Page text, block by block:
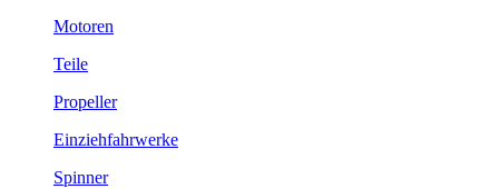
Motoren
Teile
Propeller
Einziehfahrwerke
Spinner